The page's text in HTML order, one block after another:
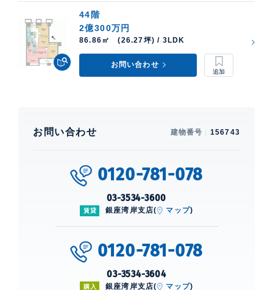
44階
2億300万円
86.86㎡ (26.27坪) / 3LDK
お問い合わせ
お問い合わせ 建物番号 156743
0120-781-078
03-3534-3600
賃貸 銀座湾岸支店( マップ)
0120-781-078
03-3534-3604
購入 銀座湾岸支店( マップ)